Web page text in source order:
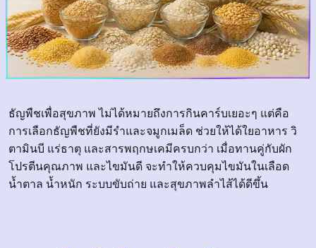
ธัญพืชเพื่อสุขภาพ ไม่ได้หมายถึงการกินคาร์บเยอะๆ แต่คือ
การเลือกธัญพืชที่ยังมีรำและจมูกเมล็ด ช่วยให้ได้ใยอาหาร วิ
ตามินบี แร่ธาตุ และสารพฤกษเคมีครบกว่า เมื่อทานคู่กับผัก
โปรตีนคุณภาพ และไขมันดี จะทำให้ควบคุมไขมันในเลือด
น้ำตาล น้ำหนัก ระบบขับถ่าย และสุขภาพลำไส้ได้ดีขึ้น